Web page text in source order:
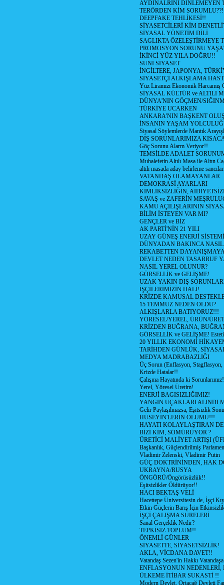
AYDINALRINI DİNLEMEYEN
TERÖRDEN KİM
DEEPFAKE TEHLİKESİ!!
SİYASETCİLERİ KİM
SİYASAL YÖNETİM DİLİ
SAGLIKTA ÖZELEŞTİRMEYE
PROMOSYON SORUNU
İKİNCİ YÜZ YILA DOĞRU!!
SUNİ SİYASET
İNGİLTERE, JAPONYA,
SİYASETÇİ ALKIŞLAMA
Yüz Liramızı Ekonomik Harcamış
SİYASAL KÜLTÜR ve ALTILI
DÜNYA'NIN GÖÇMEN/
TÜRKİYE UCARKEN
ANKARA'NIN BAŞKENT
İNSANIN YAŞAM
Siyasal Söylemlerde Mantık
DIŞ SORUNLARIMIZA
Göç Sorunu Alarm Veriyor!!
TEMSİLDE ADALET
Muhalefetin Altılı Masa ile Altın
altılı masada aday belirleme
VATANDAŞ OLAMAYANLAR
DEMOKRASİ AYARLARI
KİMLİKSİZLİĞİN,
SAVAŞ ve ZAFERİN
KAMU AÇILIŞLARININ
BİLİM İSTEYEN VAR MI?
GENÇLER ve BİZ
AK PARTİ'NİN 21 YILI
UZAY GÜNEŞ ENERJİ SİSTEMİ
DÜNYADAN BAKINCA
REKABETTEN
DEVLET NEDEN TASARRUF
NASIL YEREL OLUNUR?
GÖRSELLİK ve GELİŞME!
UZAK YAKIN DIŞ
İŞÇİLERİMİZİN HALİ!
KRİZDE KAMUSAL
15 TEMMUZ NEDEN OLDU?
ALKIŞLARLA BATIYORUZ!!!
YÖRESEL/YEREL, ÜRÜN/
KRİZDEN BUĞRANA,
GÖRSELLİK ve GELİŞME!
20 YILLIK EKONOMİ
TARİHDEN GÜNLÜK,
MEDYA MADRABAZLIĞI
Üç Sorun (Enflasyon, Stagflasyon,
Krizde Hatalar!!
Çalışma Hayatında ki
Yerel, Yöresel Üretim!
ENERJİ BAGISIZLIĞIMIZ!
YANGIN UÇAKLARI ALINDI
Gelir Paylaşılmazsa, Eşitsizlik
HÜSEYİN'LERİN ÖLÜMÜ!!!
HAYATI KOLAYLAŞTIRAN
BİZİ KİM, SÖMÜRÜYOR ?
ÜRETİCİ MALİYET ARTIŞI
Başkanlık, Güçlendirilmiş
Vladimir Zelenski, Vladimir Putin
GÜÇ DOKTRİNİNDEN, HAK
UKRAYNA/RUSYA
ÖNGÖRÜ/Öngörüsüzlük!!
Eşitsizlikler Öldürüyor!!
HACI BEKTAŞ VELİ
Hacettepe Üniversitesin de, İşçi
Etkin Güçlerin Barış İçin
İŞÇİ ÇALIŞMA SÜRELERİ
Sanal Gerçeklik Nedir?
TEPKİSİZ TOPLUM!!
ÖNEMLİ GÜNLER
SİYASETTE, SİYASETSİZLİK!
AKLA, VİCDANA DAVET!!
Vatandaş Sezen'in Hakkı
ENFLASYONUN NEDENLERİ,
ÜLKEME İTİBAR SUKASTİ !!
Modern Devlet, Ortaçağ Devleti